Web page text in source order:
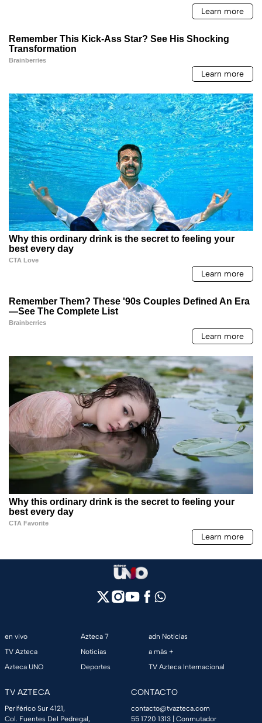
en vivo
TV Azteca
Azteca UNO
Azteca 7
Noticias
Deportes
adn Noticias
a más +
TV Azteca Internacional
TV AZTECA
Periférico Sur 4121,
Col. Fuentes Del Pedregal,
CONTACTO
contacto@tvazteca.com
55 1720 1313 | Conmutador